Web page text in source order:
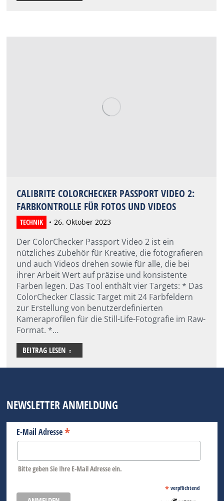
CALIBRITE COLORCHECKER PASSPORT VIDEO 2:
FARBKONTROLLE FÜR FOTOS UND VIDEOS
TECHNIK 26. Oktober 2023
Der ColorChecker Passport Video 2 ist ein
nützliches Zubehör für Kreative, die fotografieren
und auch Videos drehen sowie für alle, die bei
ihrer Arbeit Wert auf präzise und konsistente
Farben legen. Das Tool enthält vier Targets: * Das
ColorChecker Classic Target mit 24 Farbfeldern
zur Erstellung von benutzerdefinierten
Kameraprofilen für die Still-Life-Fotografie im Raw-
Format. *…
BEITRAG LESEN
NEWSLETTER ANMELDUNG
E-Mail Adresse*
Bitte geben Sie Ihre E-Mail Adresse ein.
* verpflichtend